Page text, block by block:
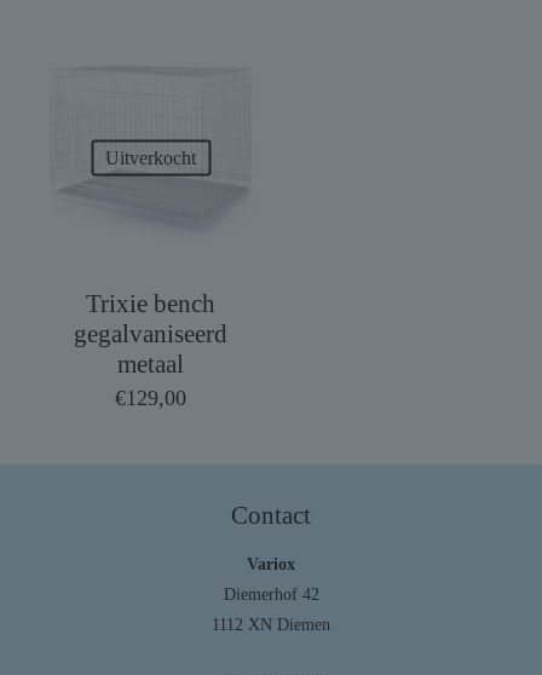
Uitverkocht
Trixie bench
gegalvaniseerd
metaal
€129,00
Contact
Variox
Diemerhof 42
1112 XN Diemen